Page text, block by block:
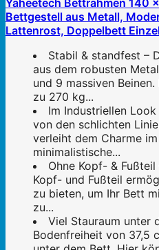
Yaheetech Bettrahmen 140
Bettgestell aus Metall,
Lattenrost, Doppelbett
Stabil & standfest –
aus dem robusten
und 9 massiven
zu 270 kg...
Im Industriellen
von den schlichten
verleiht dem Charme
minimalistische...
Ohne Kopf- &
Kopf- und Fußteil
zu bieten, um Ihr Bett
zu...
Viel Stauraum unter
Bodenfreiheit von 37,5